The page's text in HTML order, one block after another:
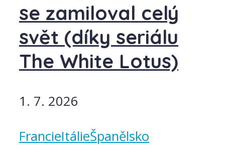
se zamiloval celý
svět (díky seriálu
The White Lotus)
1. 7. 2026
FrancieItálieŠpanělsko